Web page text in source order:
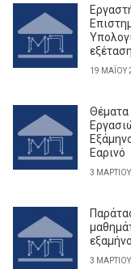
εξέταση
19 ΜΑΪ́ΟΥ
Θέματα
Εαρινό
3
3